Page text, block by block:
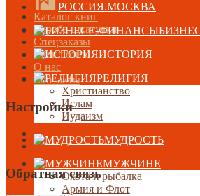
Каталог книг
Короба-шкатулки
Спецзаказы
Эксклюзив
О нас
Контакты
Настройки
Обратная связь
РОССИЯ.МОСКВА
ИСТОРИЯ
РЕЛИГИЯ
Христианство
Ислам
Иудаизм
МУДРОСТЬ
МУЖЧИНЕ
Охота и рыбалка
Армия и Флот